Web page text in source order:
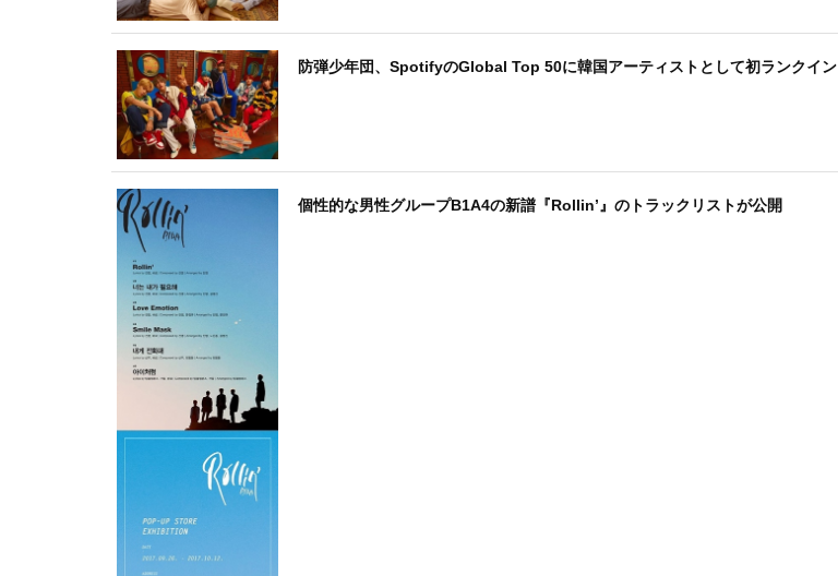
防弾少年団、SpotifyのGlobal Top 50に韓国アーティストとして初ランクイン
個性的な男性グループB1A4の新譜『Rollin’』のトラックリストが公開